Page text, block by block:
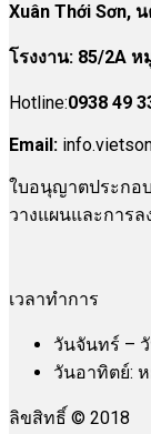
Xuân Thới Sơn,
โรงงาน: 85/2A ห
Hotline:0938 49
Email:
ใบอนุญาตประกอ
วางแผนและการ
เวลาทำการ
วันจันทร์ – วั
วันอาทิตย์:
ลิขสิทธิ์ © 2018